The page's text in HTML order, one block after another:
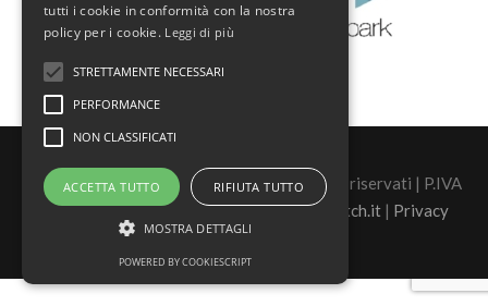
©2026 Real Security s.r.l. - tutti i diritti sono riservati | P.IVA
02446880060 |Sito Realizzato da Sasquatch.it | Privacy
tutti i cookie in conformità con la nostra
policy per i cookie. Leggi di più
STRETTAMENTE NECESSARI
PERFORMANCE
NON CLASSIFICATI
ACCETTA TUTTO RIFIUTA TUTTO
MOSTRA DETTAGLI
POWERED BY COOKIESCRIPT